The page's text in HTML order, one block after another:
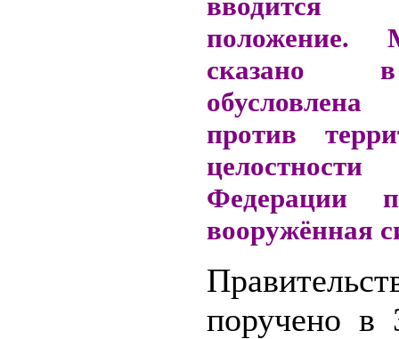
положение.
сказано
против
целостности
Федерации
вооружённая
поручено в